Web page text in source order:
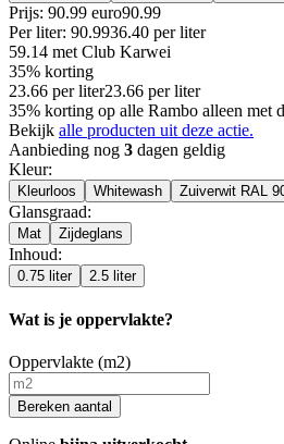
Prijs: 90.99 euro90.99
Per liter: 90.9936.40 per liter
59.14 met Club Karwei
35% korting
23.66 per liter23.66 per liter
35% korting op alle Rambo alleen met
Bekijk alle producten uit deze actie.
Aanbieding nog 3 dagen geldig
Kleur:
Kleurloos Whitewash Zuiverwit RAL
Glansgraad:
Mat Zijdeglans
Inhoud:
0.75 liter 2.5 liter
Wat is je oppervlakte?
Oppervlakte (m2)
Bereken aantal